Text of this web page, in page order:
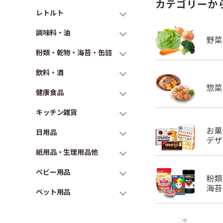
レトルト
調味料・油
粉類・乾物・海苔・缶詰
飲料・酒
健康食品
キッチン雑貨
日用品
紙用品・生理用品他
ベビー用品
ペット用品
カテゴリーか